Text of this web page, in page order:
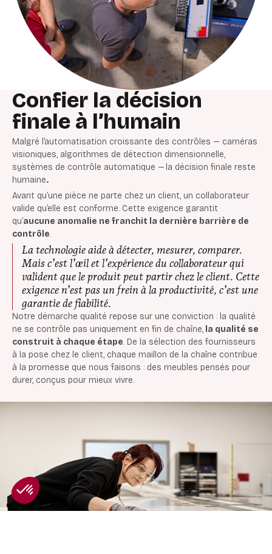
Confier la décision
finale à l’humain
Malgré l’automatisation croissante des contrôles — caméras
visioniques, algorithmes de détection dimensionnelle,
systèmes de contrôle automatique — la décision finale reste
humaine.
Avant qu’une pièce ne parte chez un client, un collaborateur
valide qu’elle est conforme. Cette exigence garantit
qu’aucune anomalie ne franchit la dernière barrière de
contrôle.
La technologie aide à détecter, mesurer, comparer.
Mais c’est l’œil et l’expérience du collaborateur qui
valident que le produit peut partir chez le client. Cette
exigence n’est pas un frein à la productivité, c’est une
garantie de fiabilité.
Notre démarche qualité repose sur une conviction : la qualité
ne se contrôle pas uniquement en fin de chaîne, la qualité se
construit à chaque étape. De la sélection des fournisseurs
à la pose chez le client, chaque maillon de la chaîne contribue
à la promesse que nous faisons : des meubles pensés pour
durer, conçus pour mieux vivre.